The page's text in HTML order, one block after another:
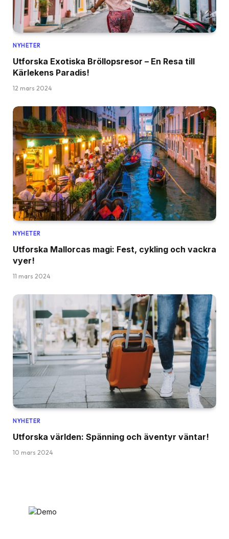
NYHETER
Utforska Exotiska Bröllopsresor – En Resa till
Kärlekens Paradis!
12 mars 2024
NYHETER
Utforska Mallorcas magi: Fest, cykling och vackra
vyer!
11 mars 2024
NYHETER
Utforska världen: Spänning och äventyr väntar!
10 mars 2024